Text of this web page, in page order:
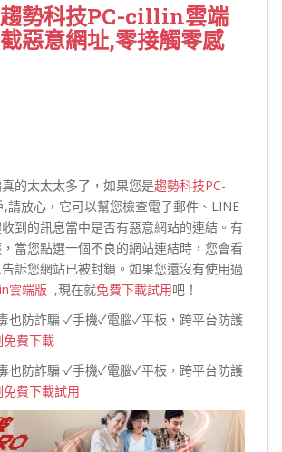
趨勢科技PC-cillin雲端
惡意網址,零接觸零感
的太太太多了，如果您是趨勢科技PC-
,請放心，它可以幫您檢查電子郵件、LINE
到的訊息當中是否有惡意網站的連結。有
當您點選一個不良的網站連結時，您會看
訴您網站已被封鎖。如果您還沒有使用過
雲端版 ,現在就免費下載試用吧！
也防詐騙 ✓手機✓電腦✓平板，跨平台防護
免費下載
也防詐騙 ✓手機✓電腦✓平板，跨平台防護
費下載試用